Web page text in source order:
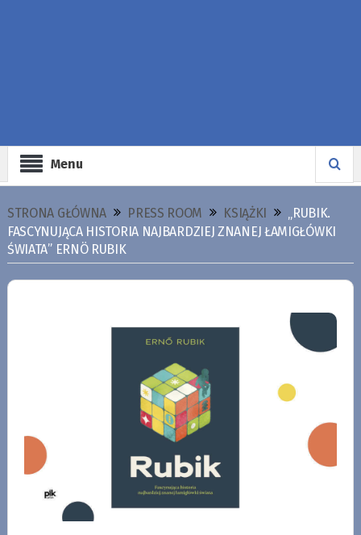
Menu
STRONA GŁÓWNA PRESS ROOM KSIĄŻKI
„RUBIK.
FASCYNUJĄCA HISTORIA NAJBARDZIEJ ZNANEJ ŁAMIGŁÓWKI
ŚWIATA” ERNÖ RUBIK